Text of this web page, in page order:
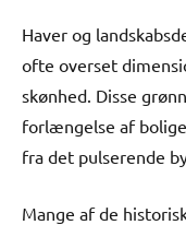
Haver og
ofte overset
skønhed. Disse
forlængelse af
fra det pulserende
Mange af de